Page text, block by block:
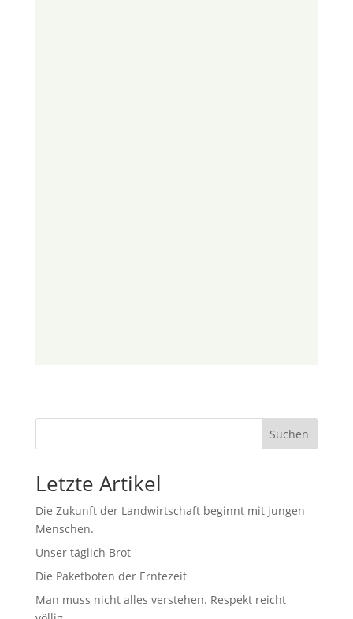
Suchen
Letzte Artikel
Die Zukunft der Landwirtschaft beginnt mit jungen
Menschen.
Unser täglich Brot
Die Paketboten der Erntezeit
Man muss nicht alles verstehen. Respekt reicht